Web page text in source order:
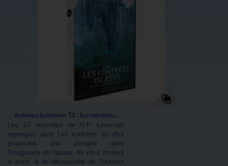
Intégrale Lovecraft T1 : Les contrées...
Les 17 nouvelles de H.P. Lovecraft
regroupés dans Les contrées du rêve
proposent une plongée dans
l'imaginaire de l'auteur. Ils vous invitent
à partir à la découverte de l'univers